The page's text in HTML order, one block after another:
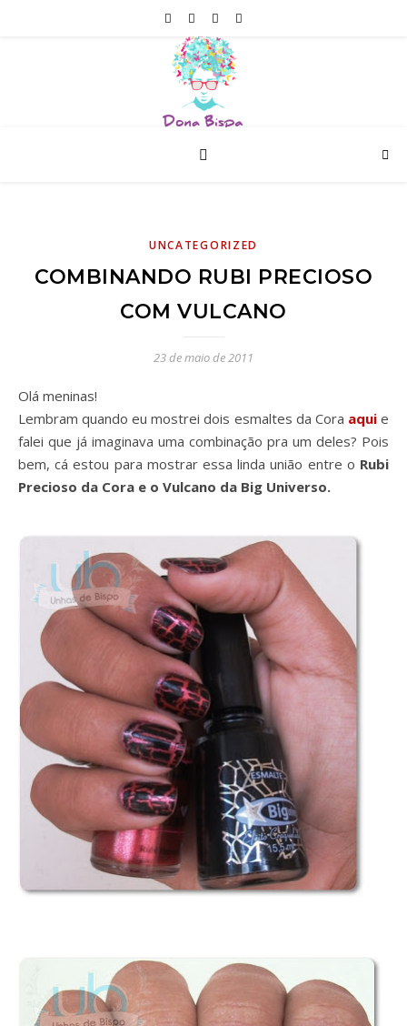
UNCATEGORIZED
COMBINANDO RUBI PRECIOSO
COM VULCANO
23 de maio de 2011
Olá meninas!
Lembram quando eu mostrei dois esmaltes da Cora aquie
falei que já imaginava uma combinação pra um deles? Pois
bem, cá estou para mostrar essa linda união entre o Rubi
Precioso da Cora e o Vulcano da Big Universo.